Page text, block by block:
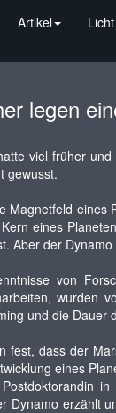
Artikel Licht
legen
viel früher
gewusst.
Magnetfeld eines
eines
Aber der
von
wurden
und die Dauer
fest, dass der
eines
Postdoktorandin
Dynamo erzählt